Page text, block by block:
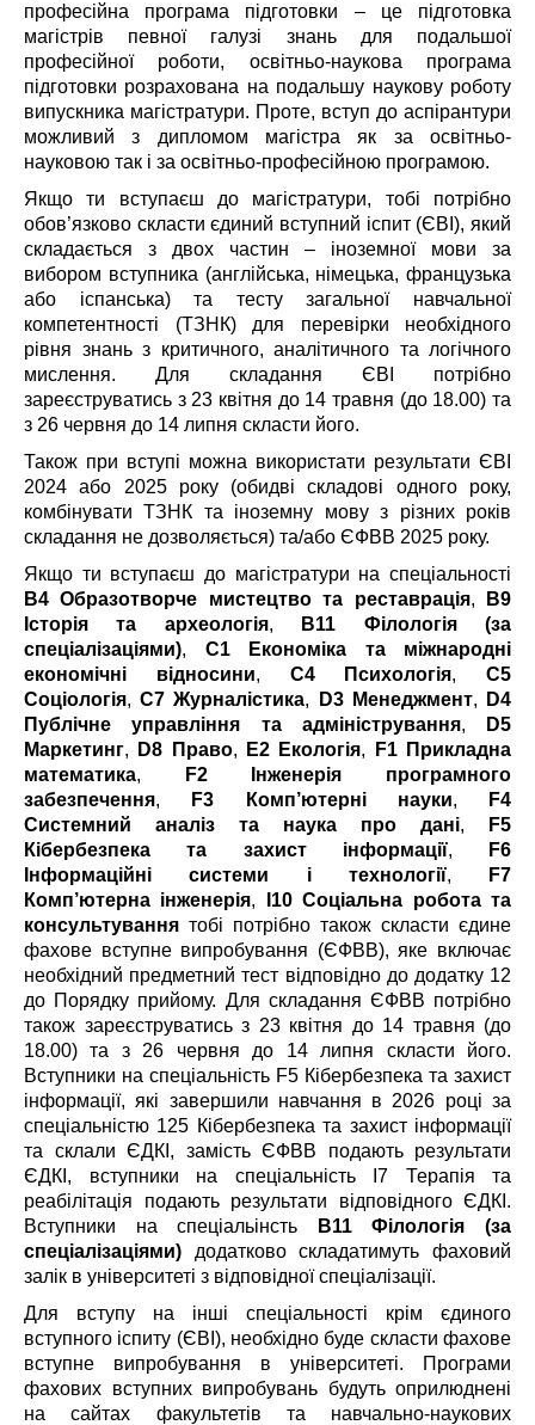
професійна програма підготовки – це підготовка
магістрів певної галузі знань для подальшої
професійної роботи, освітньо-наукова програма
підготовки розрахована на подальшу наукову роботу
випускника магістратури. Проте, вступ до аспірантури
можливий з дипломом магістра як за освітньо-
науковою так і за освітньо-професійною програмою.
Якщо ти вступаєш до магістратури, тобі потрібно
обов’язково скласти єдиний вступний іспит (ЄВІ), який
складається з двох частин – іноземної мови за
вибором вступника (англійська, німецька, французька
або іспанська) та тесту загальної навчальної
компетентності (ТЗНК) для перевірки необхідного
рівня знань з критичного, аналітичного та логічного
мислення. Для складання ЄВІ потрібно
зареєструватись з 23 квітня до 14 травня (до 18.00) та
з 26 червня до 14 липня скласти його.
Також при вступі можна використати результати ЄВІ
2024 або 2025 року (обидві складові одного року,
комбінувати ТЗНК та іноземну мову з різних років
складання не дозволяється) та/або ЄФВВ 2025 року.
Якщо ти вступаєш до магістратури на спеціальності
В4 Образотворче мистецтво та реставрація,
B9
Історія та археологія,
В11 Філологія (за
спеціалізаціями), C1 Економіка та міжнародні
економічні відносини, C4 Психологія, C5
Соціологія,C7 Журналістика, D3 Менеджмент,
D4
Публічне управління та адміністрування,
D5
Маркетинг, D8 Право, E2 Екологія,
F1 Прикладна
математика,
F2 Інженерія програмного
забезпечення, F3 Комп’ютерні науки,
F4
Системний аналіз та наука про дані,
F5
Кібербезпека та захист інформації,
F6
Інформаційні системи і технології,
F7
Комп’ютерна інженерія,
І10 Соціальна робота та
консультування тобі потрібно також скласти єдине
фахове вступне випробування (ЄФВВ), яке включає
необхідний предметний тест відповідно до додатку 12
до Порядку прийому. Для складання ЄФВВ потрібно
також зареєструватись з 23 квітня до 14 травня (до
18.00) та з 26 червня до 14 липня скласти його.
Вступники на спеціальність F5 Кібербезпека та захист
інформації, які завершили навчання в 2026 році за
спеціальністю 125 Кібербезпека та захист інформації
та склали ЄДКІ, замість ЄФВВ подають результати
ЄДКІ, вступники на спеціальність I7 Терапія та
реабілітація подають результати відповідного ЄДКІ.
Вступники на спеціальінсть
В11 Філологія (за
спеціалізаціями) додатково складатимуть фаховий
залік в університеті з відповідної спеціалізації.
Для вступу на інші спеціальності крім єдиного
вступного іспиту (ЄВІ), необхідно буде скласти фахове
вступне випробування в університеті. Програми
фахових вступних випробувань будуть оприлюднені
на сайтах факультетів та навчально-наукових